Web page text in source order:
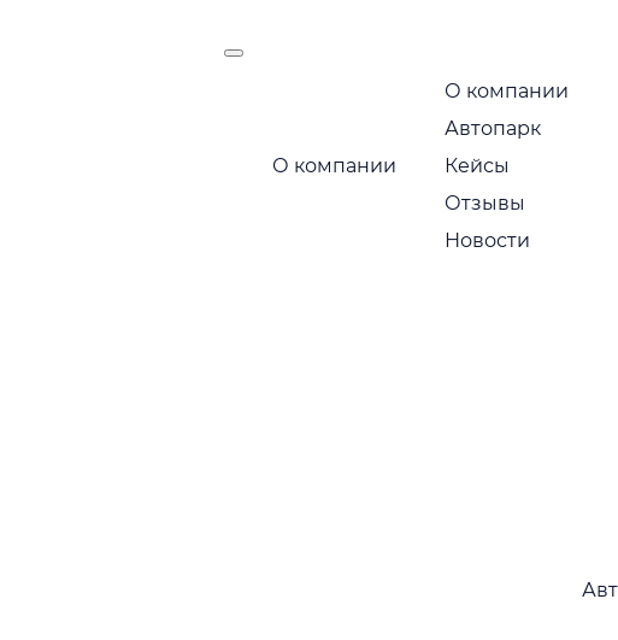
О компании
О компании
Автопарк
Кейсы
Отзывы
Новости
Маршрут следования:
Москва — Санкт-Петербург
Позвоните по бесплатному номеру и